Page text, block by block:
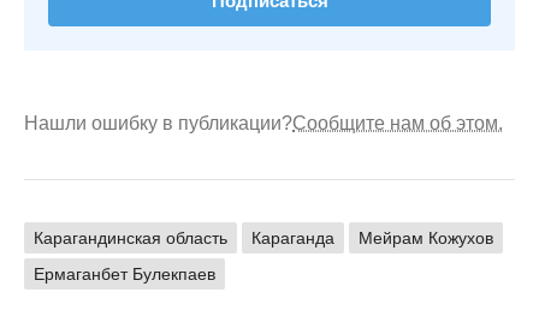
Нашли ошибку в публикации?Сообщите нам об этом.
Карагандинская область Караганда
Мейрам Кожухов
Ермаганбет Булекпаев